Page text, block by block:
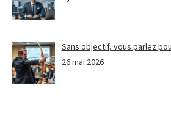
Sans objectif, vous parlez
26 mai 2026